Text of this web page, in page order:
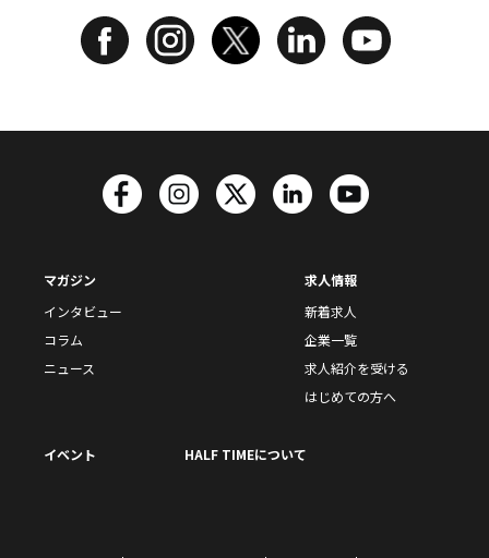
マガジン
インタビュー
コラム
ニュース
求人情報
新着求人
企業一覧
求人紹介を受ける
はじめての方へ
イベント HALF TIMEについて